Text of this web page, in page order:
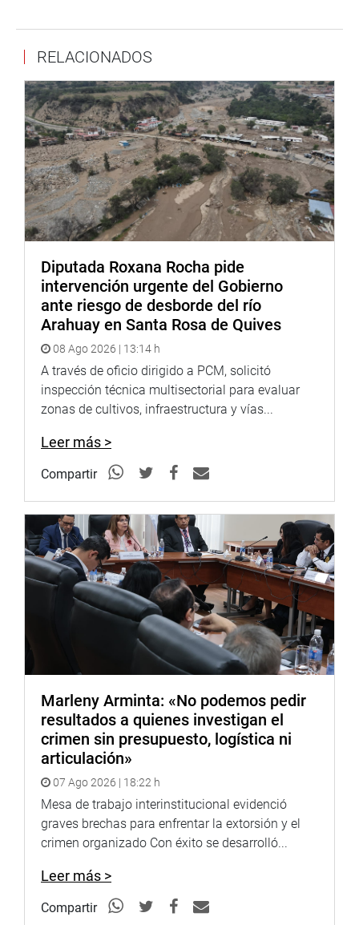
afectados y sus familias, exigiendo que reciban atención
médica integral, seguimiento permanente hasta su
completo restablecimiento y compensación justa por los
daños ocasionados.
DESPACHO CONGRESISTA KATY UGARTE – COMISIÓN
DEFENSA DEL CONSUMIDOR
RELACIONADOS
Diputada Roxana Rocha pide
intervención urgente del Gobierno
ante riesgo de desborde del río
Arahuay en Santa Rosa de Quives
08 Ago 2026 | 13:14 h
A través de oficio dirigido a PCM, solicitó
inspección técnica multisectorial para evaluar
zonas de cultivos, infraestructura y vías...
Leer más >
Compartir
Marleny Arminta: «No podemos pedir
resultados a quienes investigan el
crimen sin presupuesto, logística ni
articulación»
07 Ago 2026 | 18:22 h
Mesa de trabajo interinstitucional evidenció
graves brechas para enfrentar la extorsión y el
crimen organizado Con éxito se desarrolló...
Leer más >
Compartir